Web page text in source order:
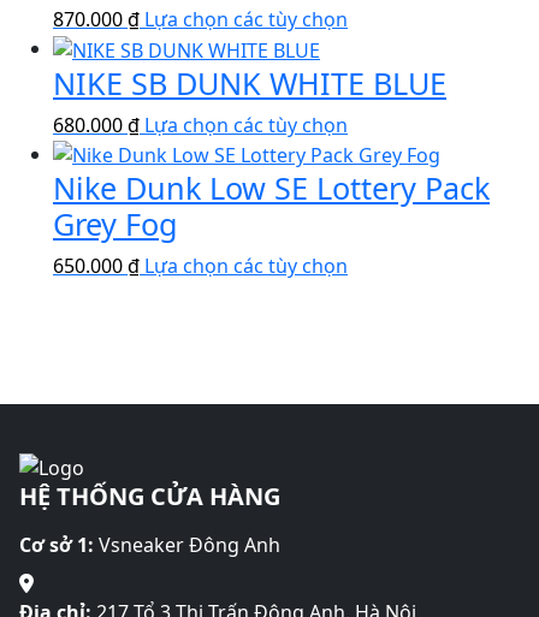
Các
tùy
chọn
có
thể
trên
870.000₫ Lựa chọn các tùy chọn
này
có
nhiều
biến
thể.
chọn
NIKE SB DUNK WHITE BLUE
680.000₫ Lựa chọn các tùy chọn
phẩm
này
có
biến
có
Nike Dunk Low SE Lottery Pack
Grey Fog
650.000₫ Lựa chọn các tùy chọn
biến
được
HỆ THỐNG CỬA HÀNG
Cơ sở 1: Vsneaker Đông Anh